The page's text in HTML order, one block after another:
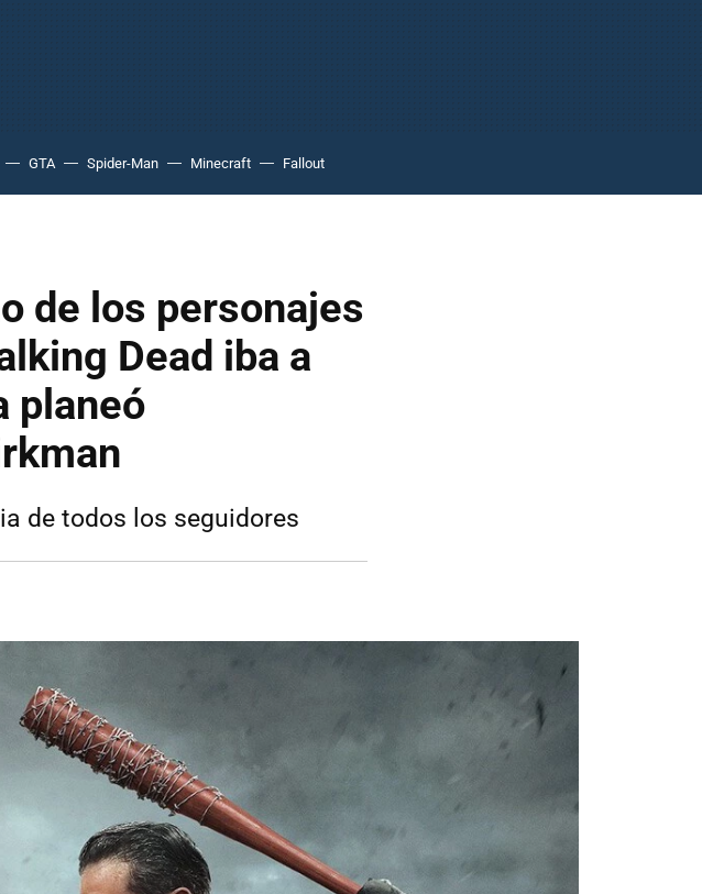
GTA Spider-Man Minecraft Fallout
de los personajes
Dead iba a
planeó
de todos los seguidores